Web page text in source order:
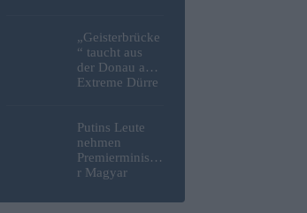
zurückziehen
wird
„Geisterbrücke
“ taucht aus
der Donau auf:
Extreme Dürre
Relikt aus dem
Zweiten
Weltkrieg in
Budapest frei
Putins Leute
nehmen
Premierministe
r Magyar
Visier und